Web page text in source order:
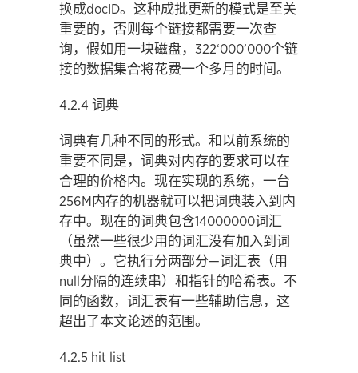
换成docID。这种成批更新的模式是至关
重要的，否则每个链接都需要一次查
询，假如用一块磁盘，322‘000’000个链
接的数据集合将花费一个多月的时间。
4.2.4 词典
词典有几种不同的形式。和以前系统的
重要不同是，词典对内存的要求可以在
合理的价格内。现在实现的系统，一台
256M内存的机器就可以把词典装入到内
存中。现在的词典包含14000000词汇
（虽然一些很少用的词汇没有加入到词
典中）。它执行分两部分—词汇表（用
null分隔的连续串）和指针的哈希表。不
同的函数，词汇表有一些辅助信息，这
超出了本文论述的范围。
4.2.5 hit list